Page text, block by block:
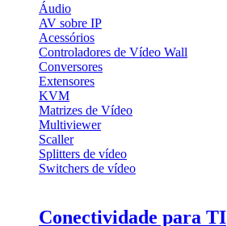
Áudio
AV sobre IP
Acessórios
Controladores de Vídeo Wall
Conversores
Extensores
KVM
Matrizes de Vídeo
Multiviewer
Scaller
Splitters de vídeo
Switchers de vídeo
Conectividade para TI